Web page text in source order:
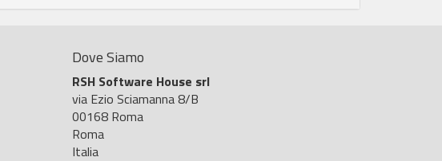
Dove Siamo
RSH Software House srl
via Ezio Sciamanna 8/B
00168 Roma
Roma
Italia